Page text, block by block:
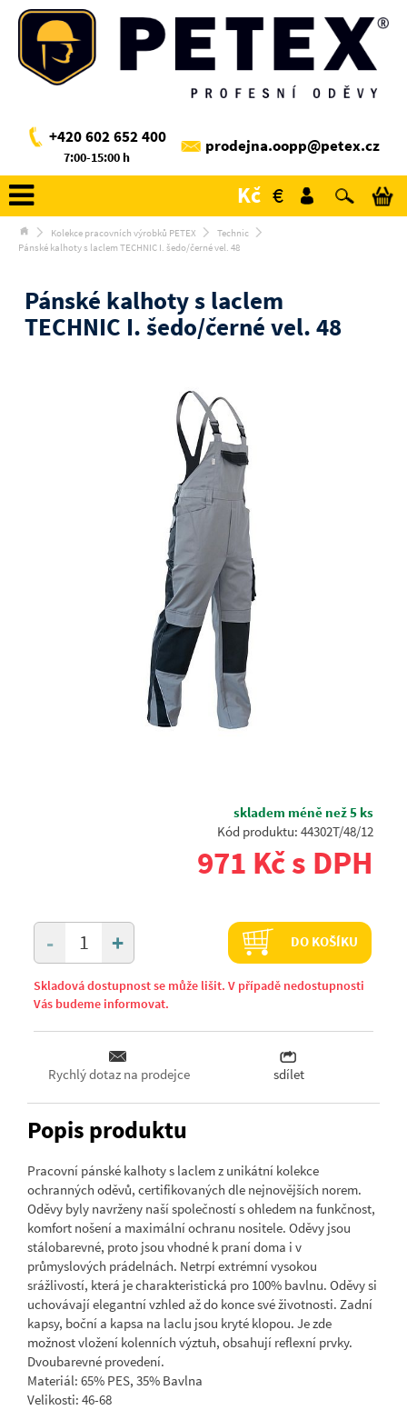
+420 602 652 400
7:00-15:00 h
prodejna.oopp@petex.cz
Kč €
Kolekce pracovních výrobků PETEX
Technic
Pánské kalhoty s laclem TECHNIC I. šedo/černé vel. 48
Pánské kalhoty s laclem
TECHNIC I. šedo/černé vel. 48
skladem méně než 5 ks
Kód produktu: 44302T/48/12
971 Kč s DPH
+
- DO KOŠÍKU
Skladová dostupnost se může lišit. V případě nedostupnosti
Vás budeme informovat.
Rychlý dotaz na prodejce sdílet
Popis produktu
Pracovní pánské kalhoty s laclem z unikátní kolekce
ochranných oděvů, certifikovaných dle nejnovějších norem.
Oděvy byly navrženy naší společností s ohledem na funkčnost,
komfort nošení a maximální ochranu nositele. Oděvy jsou
stálobarevné, proto jsou vhodné k praní doma i v
průmyslových prádelnách. Netrpí extrémní vysokou
srážlivostí, která je charakteristická pro 100% bavlnu. Oděvy si
uchovávají elegantní vzhled až do konce své životnosti. Zadní
kapsy, boční a kapsa na laclu jsou kryté klopou. Je zde
možnost vložení kolenních výztuh, obsahují reflexní prvky.
Dvoubarevné provedení.
Materiál: 65% PES, 35% Bavlna
Velikosti: 46-68